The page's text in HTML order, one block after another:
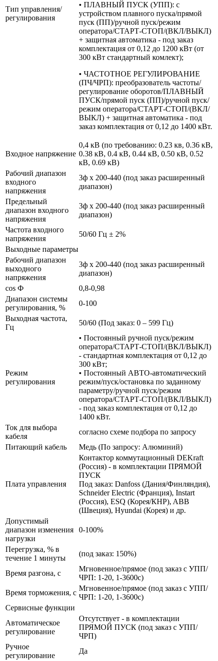
Тип управления/
регулирования
• ПЛАВНЫЙ ПУСК (УПП): с
устройством плавного пуска/прямой
пуск (ПП)/ручной пуск/режим
оператора/СТАРТ-СТОП/(ВКЛ/ВЫКЛ)
+ защитная автоматика - под заказ
комплектация от 0,12 до 1200 кВт (от
300 кВт стандартный комлект);
• ЧАСТОТНОЕ РЕГУЛИРОВАНИЕ
(ПЧ/ЧРП): преобразователь частоты/
регулирование оборотов/ПЛАВНЫЙ
ПУСК/прямой пуск (ПП)/ручной пуск/
режим оператора/СТАРТ-СТОП/(ВКЛ/
ВЫКЛ) + защитная автоматика - под
заказ комплектация от 0,12 до 1400 кВт.
Входное напряжение
0,4 кВ (по требованию: 0.23 кв, 0.36 кВ,
0.38 кВ, 0.4 кВ, 0.44 кВ, 0.50 кВ, 0.52
кВ, 0.69 кВ)
Рабочий диапазон
входного
напряжения
3ф х 200-440 (под заказ расширенный
диапазон)
Предельный
диапазон входного
напряжения
3ф х 200-440 (под заказ расширенный
диапазон)
Частота входного
напряжения
50/60 Гц ± 2%
Выходные параметры
Рабочий диапазон
выходного
напряжения
3ф х 200-440 (под заказ расширенный
диапазон)
cos Ф
0,8-0,98
Диапазон системы
регулирования, %
0-100
Выходная частота,
Гц
50/60 (Под заказ: 0 – 599 Гц)
Режим
регулирования
• Постоянный ручной пуск/режим
оператора/СТАРТ-СТОП/(ВКЛ/ВЫКЛ)
- стандартная комплектация от 0,12 до
300 кВт;
• Постоянный АВТО-автоматический
режим/пуск/остановка по заданному
параметру/ручной пуск/режим
оператора/СТАРТ-СТОП/(ВКЛ/ВЫКЛ)
- под заказ комплектация от 0,12 до
1400 кВт.
Ток для выбора
кабеля
согласно схеме подбора по запросу
Питающий кабель
Медь (По запросу: Алюминий)
Плата управления
Контактор коммутационный DEKraft
(Россия) - в комплектации ПРЯМОЙ
ПУСК
Под заказ: Danfoss (Дания/Финляндия),
Schneider Electric (Франция), Instart
(Россия), ESQ (Корея/КНР), ABB
(Швеция), Hyundai (Корея) и др.
Допустимый
диапазон изменения
нагрузки
0-100%
Перегрузка, % в
течение 1 минуты
(под заказ: 150%)
Время разгона, с
Мгновенное/прямое (под заказ с УПП/
ЧРП: 1-20, 1-3600с)
Время торможения, с
Мгновенное/прямое (под заказ с УПП/
ЧРП: 1-20, 1-3600с)
Сервисные функции
Автоматическое
регулирование
Отсутствует - в комплектации
ПРЯМОЙ ПУСК (под заказ с УПП/
ЧРП)
Ручное
регулирование
Да